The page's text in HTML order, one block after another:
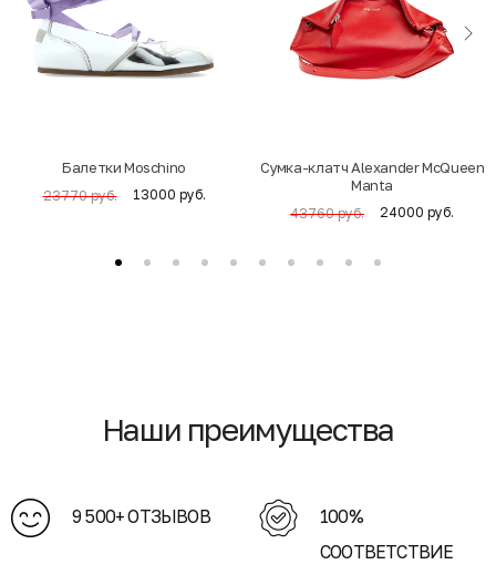
Балетки Moschino
23770 руб. 13000 руб.
Cумка-клатч Alexander McQueen
Manta
43760 руб. 24000 руб.
Наши преимущества
9 500+ ОТЗЫВОВ
100%
СООТВЕТСТВИЕ